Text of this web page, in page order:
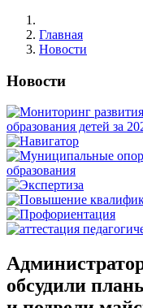
Главная
Новости
Новости
обсудили